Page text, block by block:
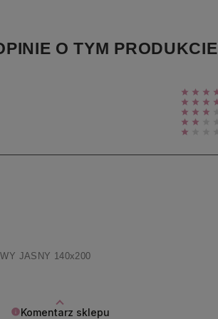
O TYM PRODUKCIE
Komentarz sklepu
JASNY 140x200